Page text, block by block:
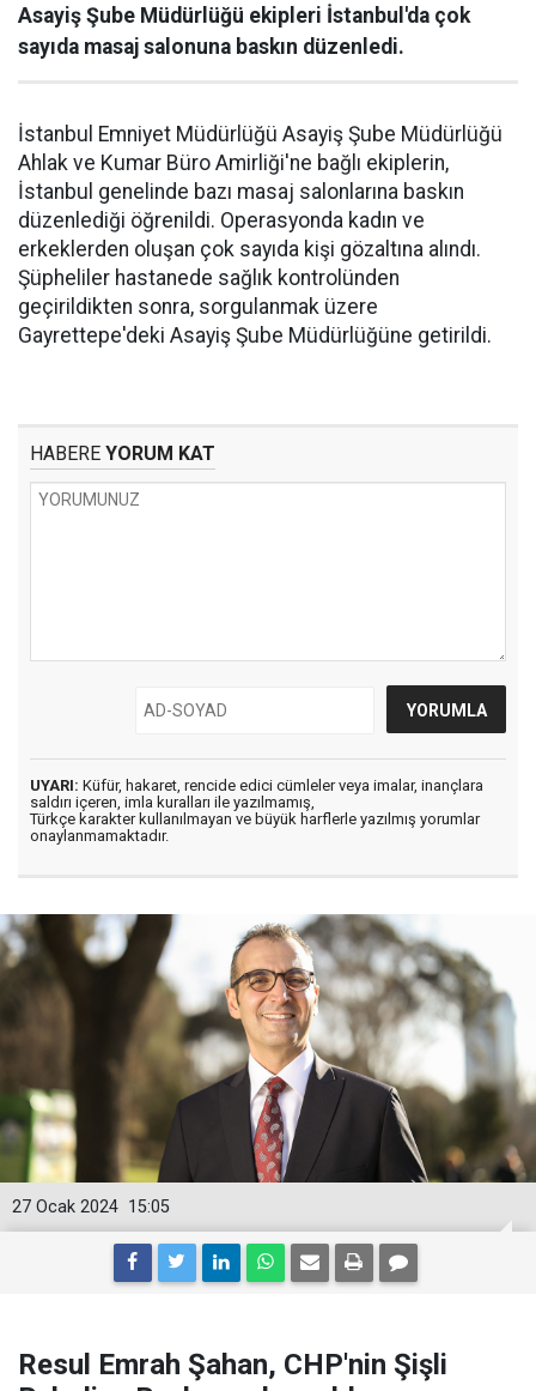
Asayiş Şube Müdürlüğü ekipleri İstanbul'da çok
sayıda masaj salonuna baskın düzenledi.
İstanbul Emniyet Müdürlüğü Asayiş Şube Müdürlüğü
Ahlak ve Kumar Büro Amirliği'ne bağlı ekiplerin,
İstanbul genelinde bazı masaj salonlarına baskın
düzenlediği öğrenildi. Operasyonda kadın ve
erkeklerden oluşan çok sayıda kişi gözaltına alındı.
Şüpheliler hastanede sağlık kontrolünden
geçirildikten sonra, sorgulanmak üzere
Gayrettepe'deki Asayiş Şube Müdürlüğüne getirildi.
HABERE YORUM KAT
UYARI: Küfür, hakaret, rencide edici cümleler veya imalar, inançlara
saldırı içeren, imla kuralları ile yazılmamış,
Türkçe karakter kullanılmayan ve büyük harflerle yazılmış yorumlar
onaylanmamaktadır.
15:05
27 Ocak 2024
Resul Emrah Şahan, CHP'nin Şişli